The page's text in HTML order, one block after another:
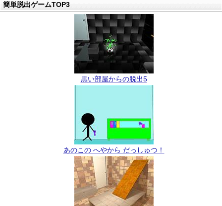
簡単脱出ゲームTOP3
黒い部屋からの脱出5
あのこの へやから だっしゅつ！